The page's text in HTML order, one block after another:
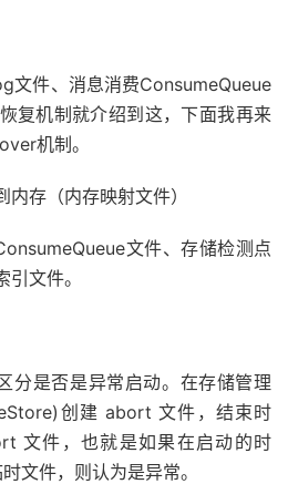
+= mappedFileOffset;
.setFlushedWhere(
.
.setCommittedWhere(
.destroyLogics
件、消息消费ConsumeQueue
复机制就介绍到这，下面我再来
机制。
存（内存映射文件）
文件、存储检测点
文件。
分是否是异常启动。在存储管理
创建 abort 文件，结束时
文件，也就是如果在启动的时
文件，则认为是异常。